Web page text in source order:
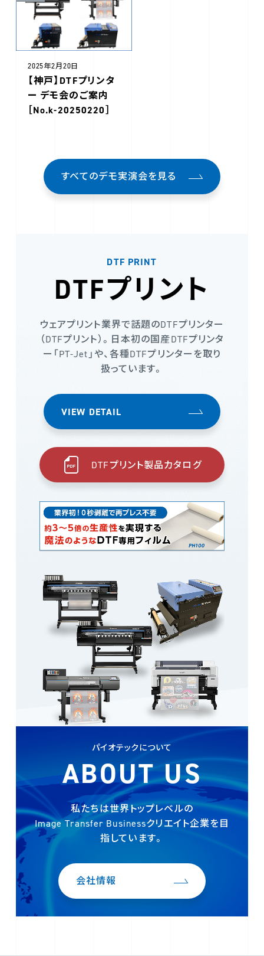
2025年2月20日
【神戸】DTFプリンタ
ー デモ会のご案内
［No.k-20250220］
すべてのデモ実演会を見る
DTF PRINT
DTFプリント
ウェアプリント業界で話題のDTFプリンター
（DTFプリント）。日本初の国産DTFプリンタ
ー「PT-Jet」や、各種DTFプリンターを取り
扱っています。
VIEW DETAIL
DTFプリント製品カタログ
パイオテックについて
ABOUT US
私たちは世界トップレベルの
Image Transfer Businessクリエイト企業を目
指しています。
会社情報